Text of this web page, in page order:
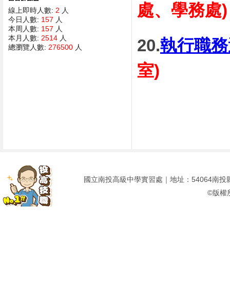
線上即時人數: 2 人
今日人數: 157 人
本周人數: 157 人
本月人數: 2514 人
總瀏覽人數: 276500 人
處、學務處)
20.執行職
室)
國立南投高級中學實習處｜地址：54064南
©版權